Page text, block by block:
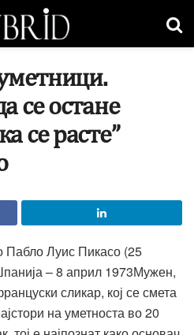
се остане
се расте”
Луис Пикасо (25
– 8 април 1973Мужен,
сликар, кој се смета
на уметноста во 20